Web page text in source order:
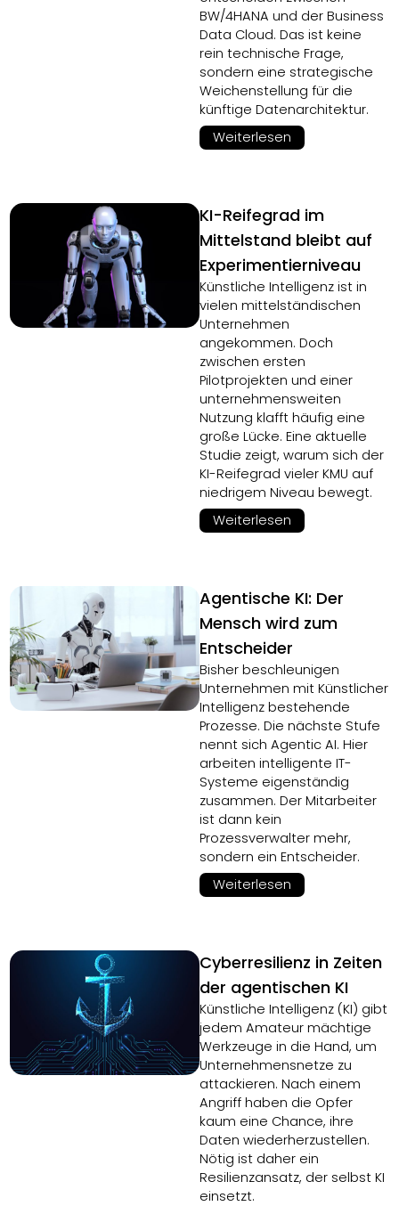
BW/4HANA und der Business
Data Cloud. Das ist keine
rein technische Frage,
sondern eine strategische
Weichenstellung für die
künftige Datenarchitektur.
Weiterlesen
KI-Reifegrad im
Mittelstand bleibt auf
Experimentierniveau
Künstliche Intelligenz ist in
vielen mittelständischen
Unternehmen
angekommen. Doch
zwischen ersten
Pilotprojekten und einer
unternehmensweiten
Nutzung klafft häufig eine
große Lücke. Eine aktuelle
Studie zeigt, warum sich der
KI-Reifegrad vieler KMU auf
niedrigem Niveau bewegt.
Weiterlesen
Agentische KI: Der
Mensch wird zum
Entscheider
Bisher beschleunigen
Unternehmen mit Künstlicher
Intelligenz bestehende
Prozesse. Die nächste Stufe
nennt sich Agentic AI. Hier
arbeiten intelligente IT-
Systeme eigenständig
zusammen. Der Mitarbeiter
ist dann kein
Prozessverwalter mehr,
sondern ein Entscheider.
Weiterlesen
Cyberresilienz in Zeiten
der agentischen KI
Künstliche Intelligenz (KI) gibt
jedem Amateur mächtige
Werkzeuge in die Hand, um
Unternehmensnetze zu
attackieren. Nach einem
Angriff haben die Opfer
kaum eine Chance, ihre
Daten wiederherzustellen.
Nötig ist daher ein
Resilienzansatz, der selbst KI
einsetzt.